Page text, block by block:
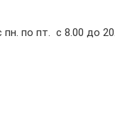
по пт. с 8.00 до